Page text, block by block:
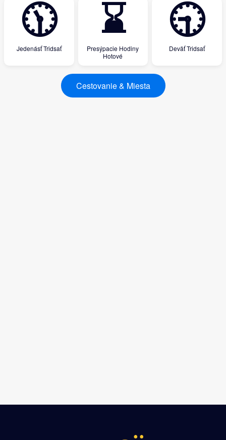
🕦
Jedenásť Tridsať
⌛
Presýpacie Hodiny
Hotové
🕤
Deväť Tridsať
Cestovanie & Miesta